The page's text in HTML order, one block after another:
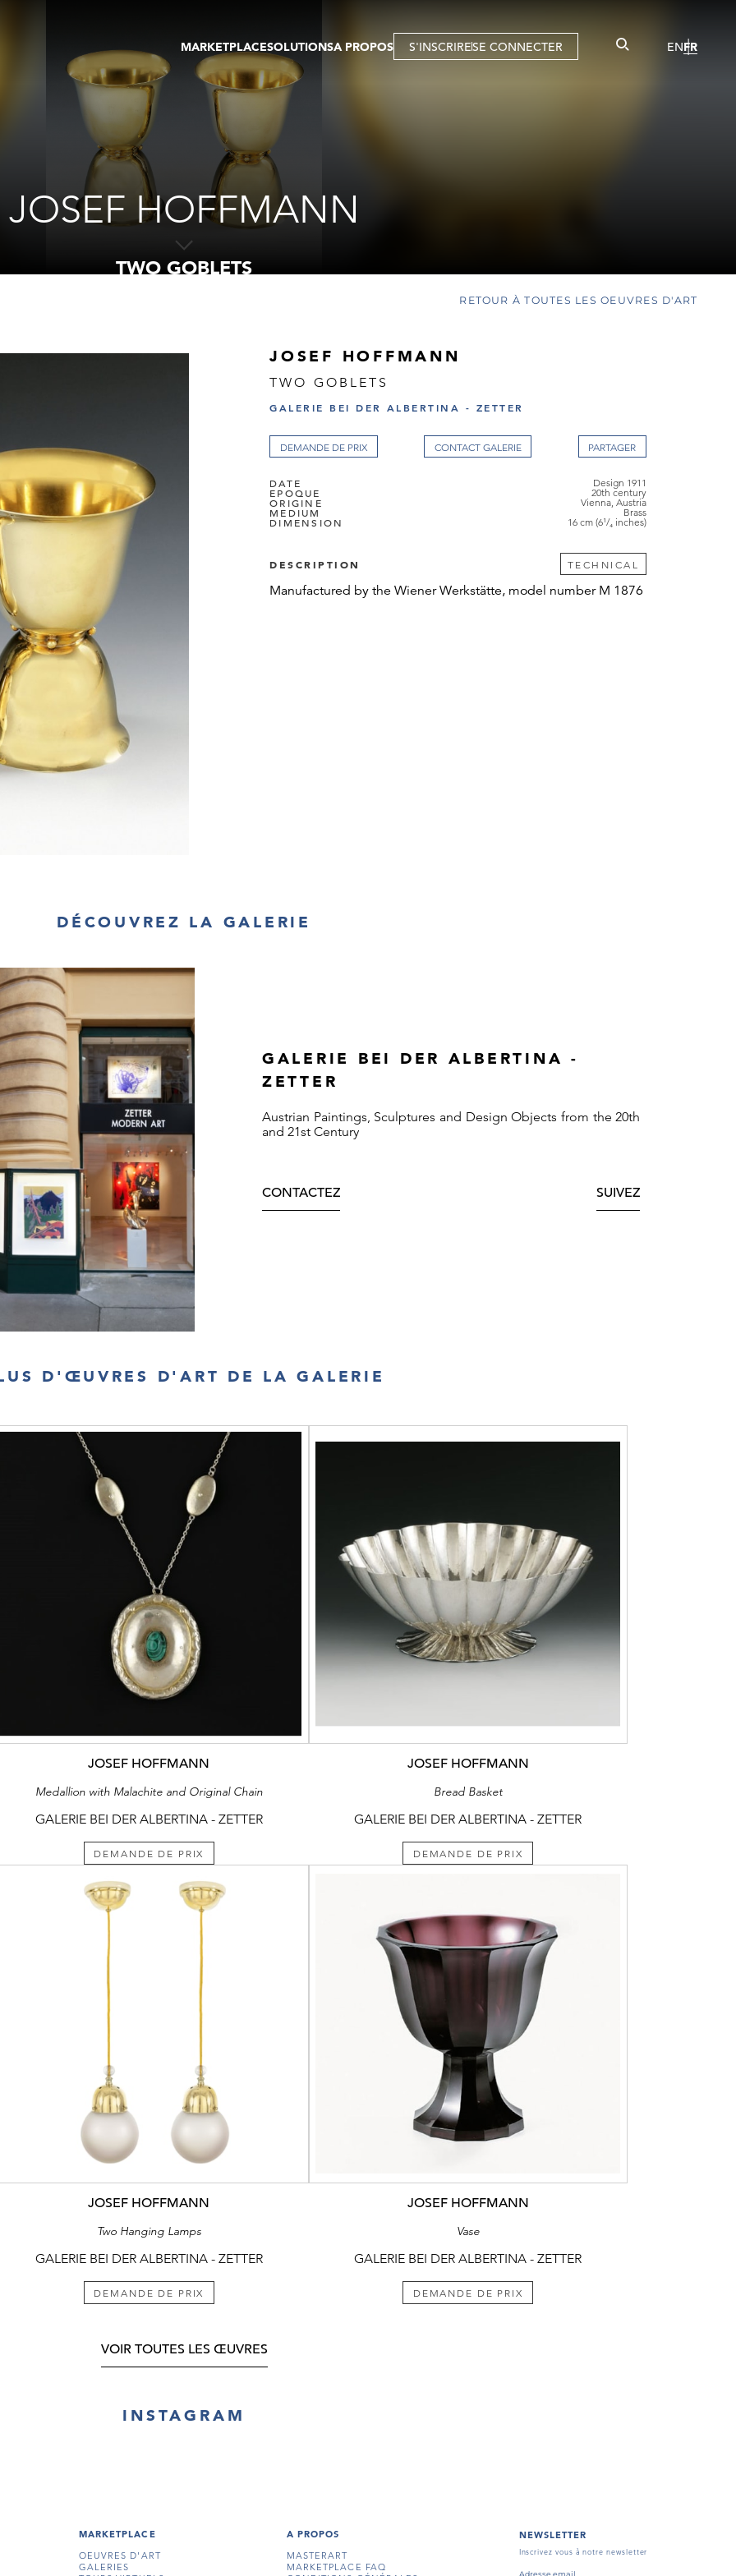
MARKETPLACE
OEUVRES D'ART
GALERIES
TOURS VIRTUELS
PUBLICATIONS
SOLUTIONS
GALERIE
FOIRE
MEMBRE
TOUR VIRTUEL
A PROPOS S'INSCRIRESE CONNECTER ENFR
JOSEF HOFFMANN
TWO GOBLETS
RETOUR À TOUTES LES OEUVRES D'ART
JOSEF HOFFMANN
TWO GOBLETS
GALERIE BEI DER ALBERTINA - ZETTER
DEMANDE DE PRIX CONTACT GALERIE
DATE Design 1911
EPOQUE 20th century
ORIGINE Vienna, Austria
MEDIUM Brass
DIMENSION 16 cm (6¹/₄ inches)
DESCRIPTION TECHNICAL
Manufactured by the Wiener Werkstätte, model number M 1876
DÉCOUVREZ LA GALERIE
GALERIE BEI DER ALBERTINA -
ZETTER
Austrian Paintings, Sculptures and Design Objects from the 20th
and 21st Century
CONTACTEZ SUIVEZ
D'ŒUVRES D'ART DE LA GALERIE
JOSEF HOFFMANN
Medallion with Malachite and Original Chain
GALERIE BEI DER ALBERTINA - ZETTER
DEMANDE DE PRIX
JOSEF HOFFMANN
Bread Basket
GALERIE BEI DER ALBERTINA - ZETTER
DEMANDE DE PRIX
JOSEF HOFFMANN
Two Hanging Lamps
GALERIE BEI DER ALBERTINA - ZETTER
DEMANDE DE PRIX
JOSEF HOFFMANN
Vase
GALERIE BEI DER ALBERTINA - ZETTER
DEMANDE DE PRIX
VOIR TOUTES LES ŒUVRES
INSTAGRAM
MARKETPLACE
OEUVRES D'ART
GALERIES
A PROPOS
MASTERART
MARKETPLACE FAQ
NEWSLETTER
Inscrivez vous à notre newsletter